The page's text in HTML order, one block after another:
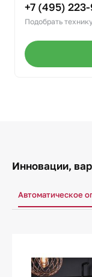
+7 (495)
Подобрать
Инновации,
Автоматическое